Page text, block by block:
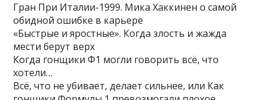
Гран При Италии-1999. Мика Хаккинен о самой
обидной ошибке в карьере
«Быстрые и яростные». Когда злость и жажда
мести берут верх
Когда гонщики Ф1 могли говорить всё, что
хотели…
Всё, что не убивает, делает сильнее, или Как